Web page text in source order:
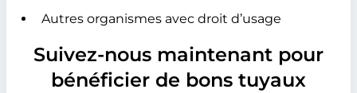
Autres organismes avec droit d’usage
Suivez-nous maintenant pour
bénéficier de bons tuyaux